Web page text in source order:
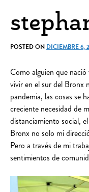
POSTED ON DICIEMBRE 6,
Como alguien que
vivir en el sur del Bronx
pandemia, las cosas se
creciente necesidad de
distanciamiento social,
Bronx no solo mi
Pero a través de mi
sentimientos de